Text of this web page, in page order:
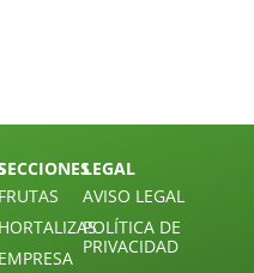
FRUTAS
HORTALIZAS
EMPRESA
LEGAL
AVISO LEGAL
POLÍTICA DE
PRIVACIDAD